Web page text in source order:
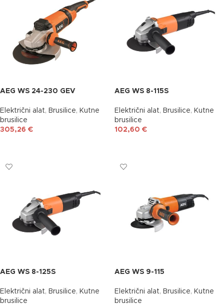
AEG WS 24-230 GEV
Električni alat, Brusilice, Kutne
brusilice
305,26 €
AEG WS 8-115S
Električni alat, Brusilice, Kutne
brusilice
102,60 €
AEG WS 8-125S
Električni alat, Brusilice, Kutne
brusilice
AEG WS 9-115
Električni alat, Brusilice, Kutne
brusilice